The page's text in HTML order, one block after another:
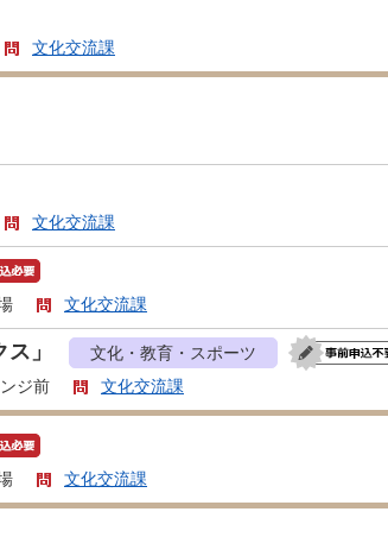
文化交流課
文化交流課
文化交流課
」
文化・教育・スポーツ
ジ前 文化交流課
文化交流課